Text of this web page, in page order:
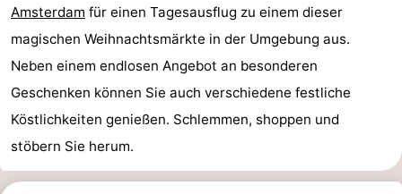
Hauptbahnhof
Schiphol
Eindhoven
Parken
Tipps
Amsterdam für einen Tagesausflug zu einem dieser
magischen Weihnachtsmärkte in der Umgebung aus.
Neben einem endlosen Angebot an besonderen
Geschenken können Sie auch verschiedene festliche
Köstlichkeiten genießen. Schlemmen, shoppen und
stöbern Sie herum.